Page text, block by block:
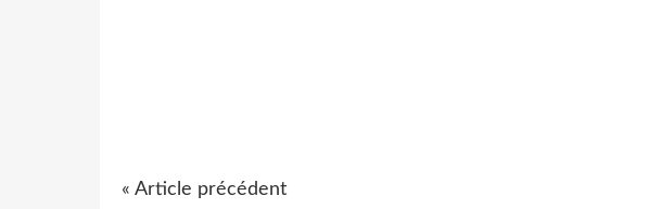
« Article précédent